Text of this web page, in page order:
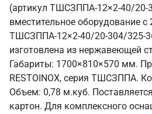
(артикул ТШСЗППА-12×2-40/20-
вместительное оборудование
ТШСЗППА-12×2-40/20-304/325-
изготовлена из нержавеющей
Габариты: 1700×810×570 мм.
RESTOINOX, серия ТШСЗППА.
Объем: 0,78 м.куб.
картон. Для комплексного